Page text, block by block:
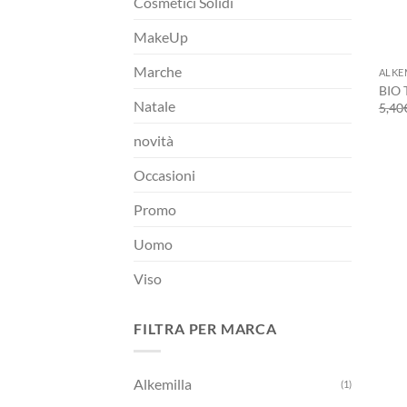
MakeUp
Marche
Natale
novità
Occasioni
Promo
Uomo
Viso
FILTRA PER MARCA
Alkemilla (1)
BIO
5,40